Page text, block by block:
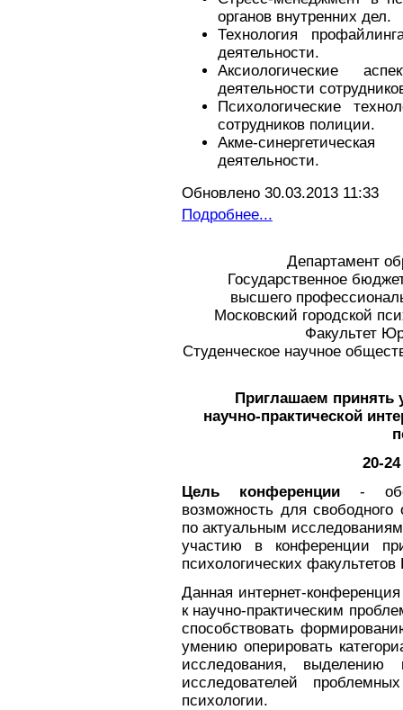
органов внутренних дел.
Технология
деятельности.
Аксиологические
деятельности
Психологические
сотрудников полиции.
Акме-
деятельности.
Обновлено 30.03.2013 11:33
Подробнее...
Департамент
Государственное
высшего
Московский городской
Факультет
Студенческое научное
Приглашаем принять
научно-практической
20-
Цель конференции-
возможность для
по актуальным
участию в конференции
психологических
Данная интернет-
к научно-практическим
способствовать
умению оперировать
исследования,
исследователей
психологии.